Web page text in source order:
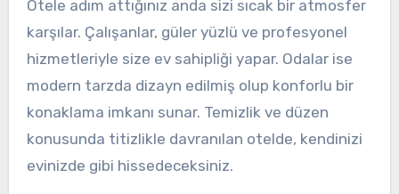
Otele adım attığınız anda sizi sıcak bir atmosfer
karşılar. Çalışanlar, güler yüzlü ve profesyonel
hizmetleriyle size ev sahipliği yapar. Odalar ise
modern tarzda dizayn edilmiş olup konforlu bir
konaklama imkanı sunar. Temizlik ve düzen
konusunda titizlikle davranılan otelde, kendinizi
evinizde gibi hissedeceksiniz.